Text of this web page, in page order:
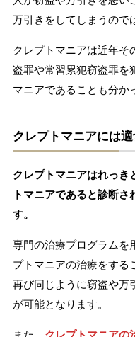
万引きをしてしまうので
クレプトマニアは近年そ
盗罪や常習累犯窃盗罪を
マニアであることも分か
クレプトマニアには
クレプトマニアはれっき
トマニアであると診断
す。
専門の治療プログラムを
プトマニアの治療をする
再び同じように窃盗や万
が可能となります。